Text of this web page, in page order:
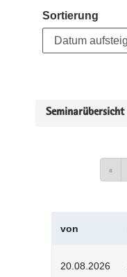
Sortierung
Seminarübersicht
«
von
20.08.2026